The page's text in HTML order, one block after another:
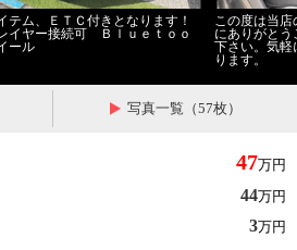
テム、ＥＴＣ付きとなります！
イヤー接続可 Ｂｌｕｅｔｏｏ
ール
この度は当
にありがと
下さい。気軽
ります。
写真一覧（57枚）
47万円
44万円
3万円